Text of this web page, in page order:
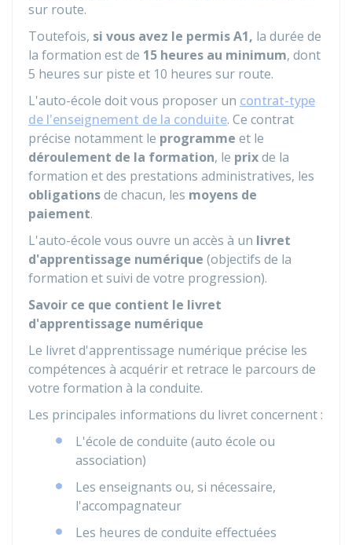
sur route.
Toutefois, si vous avez le permis A1, la durée de
la formation est de 15 heures au minimum, dont
5 heures sur piste et 10 heures sur route.
L'auto-école doit vous proposer un contrat-type
de l'enseignement de la conduite. Ce contrat
précise notamment le programme et le
déroulement de la formation, le prixde la
formation et des prestations administratives, les
obligationsde chacun, les moyens de
paiement.
L'auto-école vous ouvre un accès à un livret
d'apprentissage numérique (objectifs de la
formation et suivi de votre progression).
Savoir ce que contient le livret
d'apprentissage numérique
Le livret d'apprentissage numérique précise les
compétences à acquérir et retrace le parcours de
votre formation à la conduite.
Les principales informations du livret concernent :
L'école de conduite (auto école ou
association)
Les enseignants ou, si nécessaire,
l'accompagnateur
Les heures de conduite effectuées